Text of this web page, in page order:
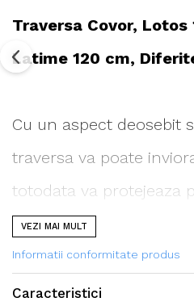
Traversa Covor, Lotos
Latime 120 cm,
Cu un aspect deosebit
traversa va poate
totodata va protejeaza
Se poate folosi atat in
dormitoare, holuri,
VEZI MAI MULT
Informatii conformitate produs
Caracteristici